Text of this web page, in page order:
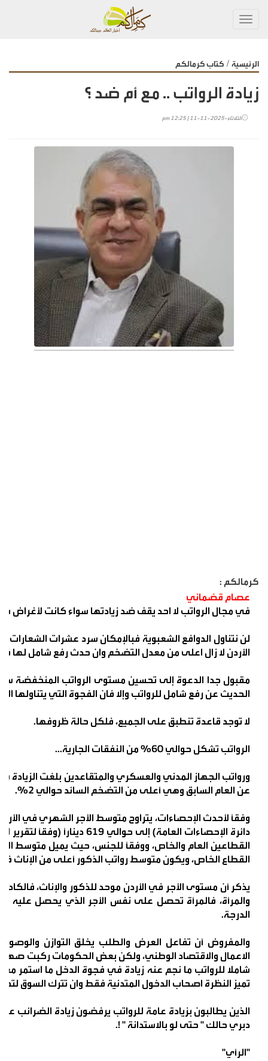
الرئيسية / كتاب كرمالكم
زيادة الرواتب .. مع أم ضد ؟
الثلاثاء-2025-11-11 | 12:25 pm
كرمالكم :
عصام قضماني
في مجال الرواتب لا احد يقف ضد زيادتها سواء كانت لأغراض
لن نتناول الدوافع الشعبوية فبالإمكان سرد عشرات
الأردن لا زال اعلى من معدل التضخم وان حدث رفع شامل لها
مقبول جدا الدعوة إلى تحسين مستوى الرواتب المنخفضة
الحديث عن رفع شامل للرواتب وإلا فان الفجوة التي
لا توجد قاعدة تنطبق على الجميع، فلكل حالة ظروفها.
الرواتب تشكل حوالي ٦٠% من النفقات الجارية...
عن العام السابق وهي أعلى من التضخم السائد حوالي ٢%.
القطاعين العام والخاص، ووفقًا للجنس، حيث يميل متوسط
القطاع الخاص، ويكون متوسط رواتب الذكور أعلى من الإناث
يذكر أن مستوى الأجر في الأردن موحد للذكور والإناث،
والمرأة، فالمرأة تحصل على نفس الأجر الذي يحصل عليه
الدرجة.
والمفروض أن تفاعل العرض والطلب يخلق التوازن والوصول
الاعمال والاقتصاد الوطني، ولكن بعض الحكومات ركبت
شاملا للرواتب ما نجم عنه زيادة في فجوة الدخل ما استمر معه
تميز النظرة اصحاب الدخول المتدنية فقط وان تترك السوق
الذين يطالبون بزيادة عامة للرواتب يرفضون زيادة الضرائب
دبري حالك " حتى لو بالاستدانة " !.
"الرأي"